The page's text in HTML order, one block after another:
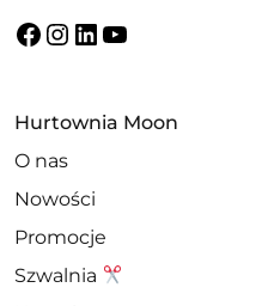
Facebook
Instagram
LinkedIn
YouTube
Hurtownia Moon
O nas
Nowości
Promocje
Szwalnia